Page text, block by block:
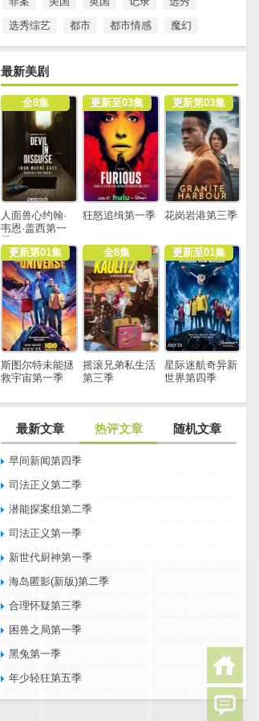
选秀综艺
都市 都市情感 魔幻
最新美剧
全8集
人面兽心约翰·
韦恩·盖西第一
季
更新至03集
狂怒追缉第一季
更新第03集
花岗岩港第三季
更新第01集
斯图尔特未能拯
救宇宙第一季
全8集
摇滚兄弟私生活
第三季
更新至01集
星际迷航奇异新
世界第四季
最新文章 热评文章 随机文章
早间新闻第四季
司法正义第二季
潜能探案组第二季
司法正义第一季
新世代厨神第一季
海岛匿影(新版)第二季
合理怀疑第三季
困兽之局第一季
黑兔第一季
年少轻狂第五季